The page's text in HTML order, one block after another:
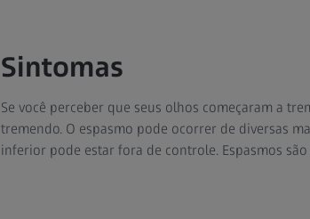
Sintomas
Se você perceber que seus olhos começaram a
tremendo. O espasmo pode ocorrer de diversas
inferior pode estar fora de controle. Espasmos